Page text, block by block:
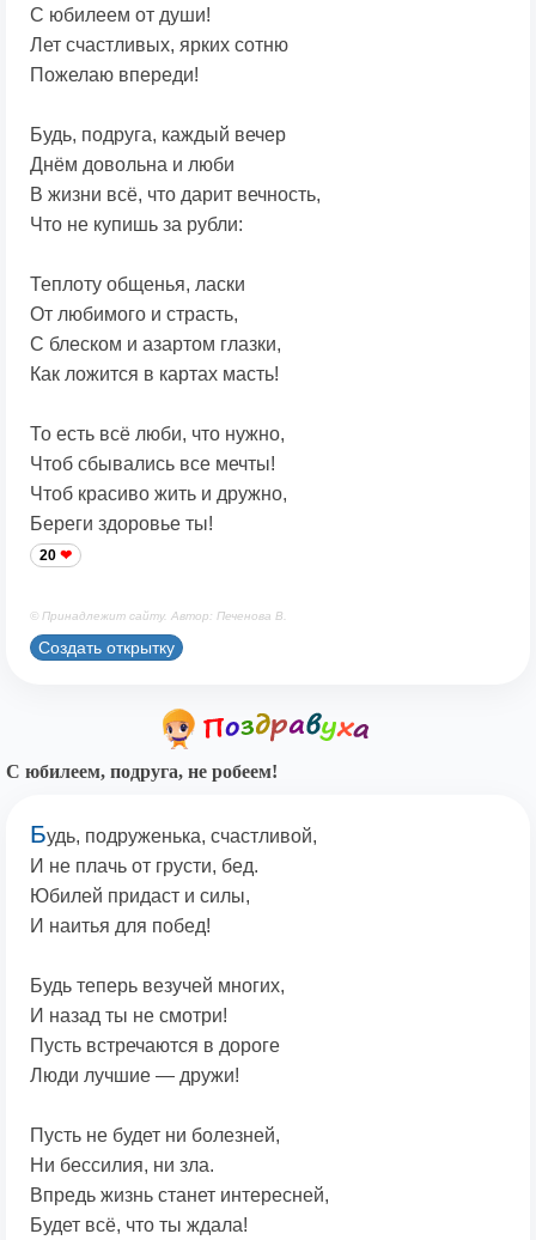
С юбилеем от души!
Лет счастливых, ярких сотню
Пожелаю впереди!
Будь, подруга, каждый вечер
Днём довольна и люби
В жизни всё, что дарит вечность,
Что не купишь за рубли:
Теплоту общенья, ласки
От любимого и страсть,
С блеском и азартом глазки,
Как ложится в картах масть!
То есть всё люби, что нужно,
Чтоб сбывались все мечты!
Чтоб красиво жить и дружно,
Береги здоровье ты!
20
© Принадлежит сайту. Автор: Печенова В.
Создать открытку
С юбилеем, подруга, не робеем!
Будь, подруженька, счастливой,
И не плачь от грусти, бед.
Юбилей придаст и силы,
И наитья для побед!
Будь теперь везучей многих,
И назад ты не смотри!
Пусть встречаются в дороге
Люди лучшие — дружи!
Пусть не будет ни болезней,
Ни бессилия, ни зла.
Впредь жизнь станет интересней,
Будет всё, что ты ждала!